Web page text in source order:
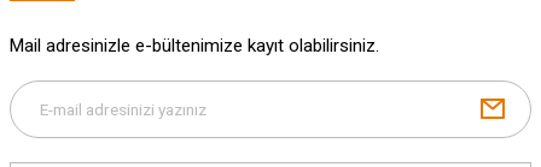
Gönder
Mail adresinizle e-bültenimize kayıt olabilirsiniz.